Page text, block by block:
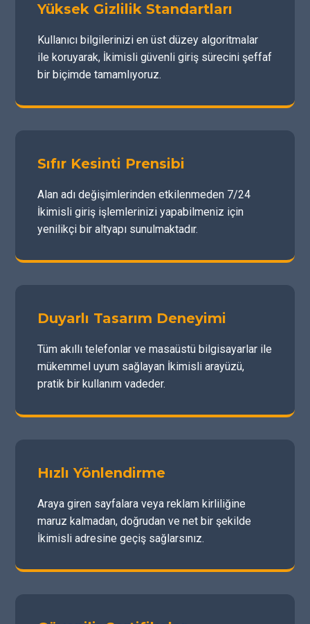
Yüksek Gizlilik Standartları
Kullanıcı bilgilerinizi en üst düzey algoritmalar
ile koruyarak, İkimisli güvenli giriş sürecini şeffaf
bir biçimde tamamlıyoruz.
Sıfır Kesinti Prensibi
Alan adı değişimlerinden etkilenmeden 7/24
İkimisli giriş işlemlerinizi yapabilmeniz için
yenilikçi bir altyapı sunulmaktadır.
Duyarlı Tasarım Deneyimi
Tüm akıllı telefonlar ve masaüstü bilgisayarlar ile
mükemmel uyum sağlayan İkimisli arayüzü,
pratik bir kullanım vadeder.
Hızlı Yönlendirme
Araya giren sayfalara veya reklam kirliliğine
maruz kalmadan, doğrudan ve net bir şekilde
İkimisli adresine geçiş sağlarsınız.